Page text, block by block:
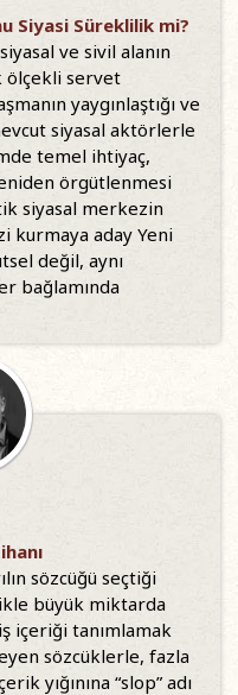
Siyasi Süreklilik mi?
ve sivil alanın
ölçekli servet
yaygınlaştığı ve
siyasal aktörlerle
temel ihtiyaç,
örgütlenmesi
siyasal merkezin
kurmaya aday Yeni
değil, aynı
bağlamında
sözcüğü seçtiği
büyük miktarda
içeriği tanımlamak
sözcüklerle, fazla
yığınına “slop” adı